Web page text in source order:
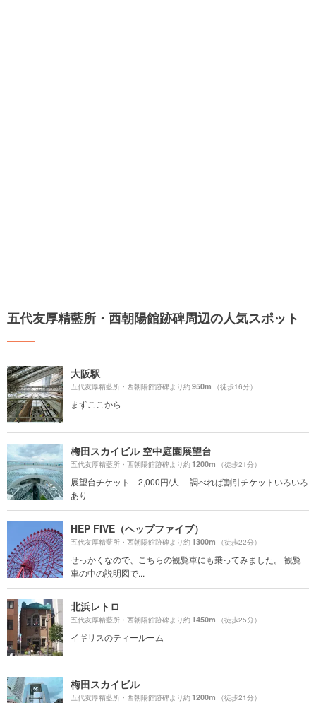
五代友厚精藍所・西朝陽館跡碑周辺の人気スポット
大阪駅
五代友厚精藍所・西朝陽館跡碑より約950m （徒歩16分）
まずここから
梅田スカイビル 空中庭園展望台
五代友厚精藍所・西朝陽館跡碑より約1200m （徒歩21分）
展望台チケット 2,000円/人 調べれば割引チケットいろいろ
あり
HEP FIVE（ヘップファイブ）
五代友厚精藍所・西朝陽館跡碑より約1300m （徒歩22分）
せっかくなので、こちらの観覧車にも乗ってみました。 観覧
車の中の説明図で...
北浜レトロ
五代友厚精藍所・西朝陽館跡碑より約1450m （徒歩25分）
イギリスのティールーム
梅田スカイビル
五代友厚精藍所・西朝陽館跡碑より約1200m （徒歩21分）